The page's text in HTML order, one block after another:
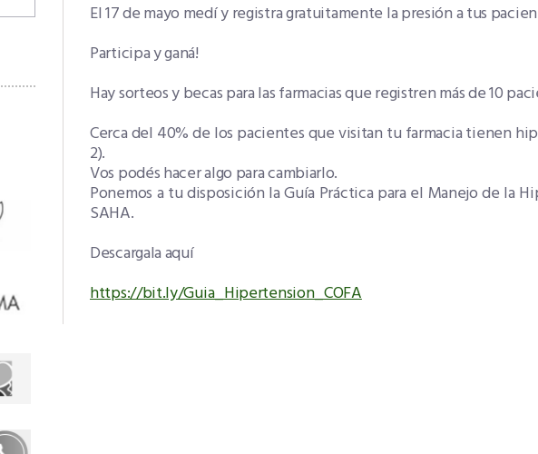
El 17 de mayo medí y registra gratuitamente la presión a tus
Participa y ganá!
Hay sorteos y becas para las farmacias que registren más de 10
Cerca del 40% de los pacientes que visitan tu farmacia tienen
2).
Vos podés hacer algo para cambiarlo.
Ponemos a tu disposición la Guía Práctica para el Manejo de la
SAHA.
Descargala aquí
https://bit.ly/Guia_Hipertension_COFA